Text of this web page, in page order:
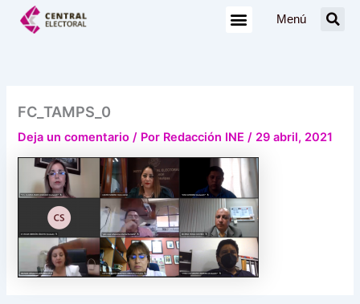
Menú
FC_TAMPS_0
Deja un comentario / Por Redacción INE/ 29 abril, 2021